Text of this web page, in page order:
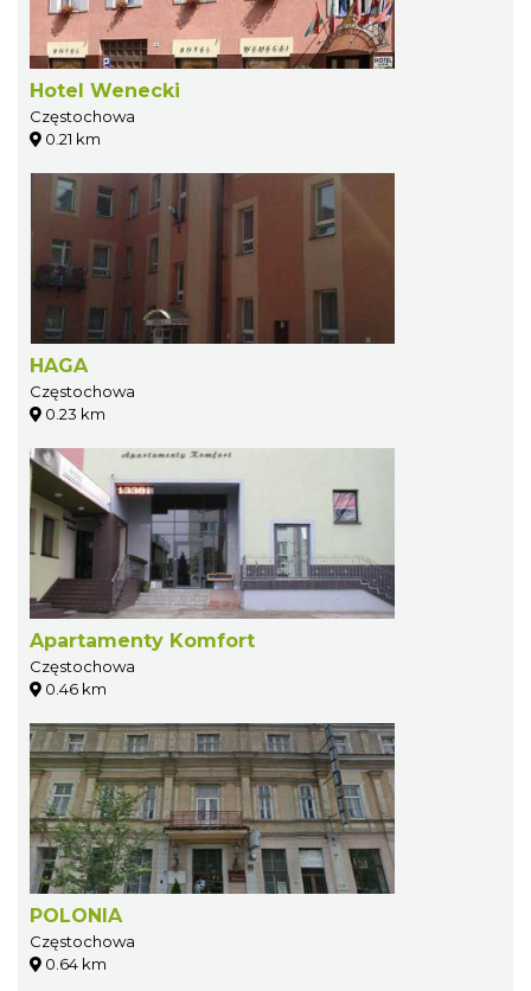
Hotel Wenecki
Częstochowa
0.21 km
HAGA
Częstochowa
0.23 km
Apartamenty Komfort
Częstochowa
0.46 km
POLONIA
Częstochowa
0.64 km